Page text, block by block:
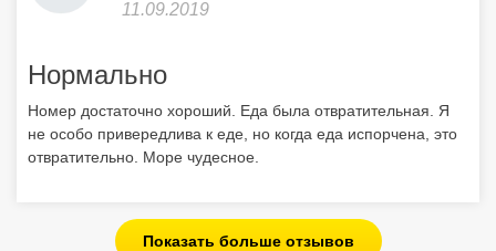
11.09.2019
Нормально
Номер достаточно хороший. Еда была отвратительная. Я
не особо привередлива к еде, но когда еда испорчена, это
отвратительно. Море чудесное.
Показать больше отзывов